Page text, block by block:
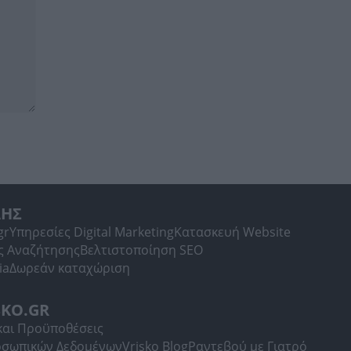
Υπηρεσίες Digital MarketingΚατασκευή Website
ΑναζήτησηςΒελτιστοποίηση SEO
Δωρεάν καταχώριση
Προϋποθέσεις
ΔεδομένωνVrisko BlogΡαντεβού με Γιατρό